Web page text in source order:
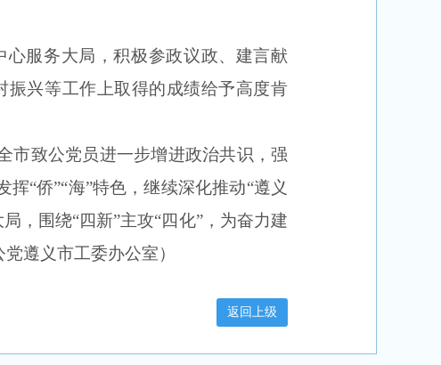
服务大局，积极参政议政、建言献
振兴等工作上取得的成绩给予高度肯
市致公党员进一步增进政治共识，强
挥“侨”“海”特色，继续深化推动“遵义
，围绕“四新”主攻“四化”，为奋力建
遵义市工委办公室）